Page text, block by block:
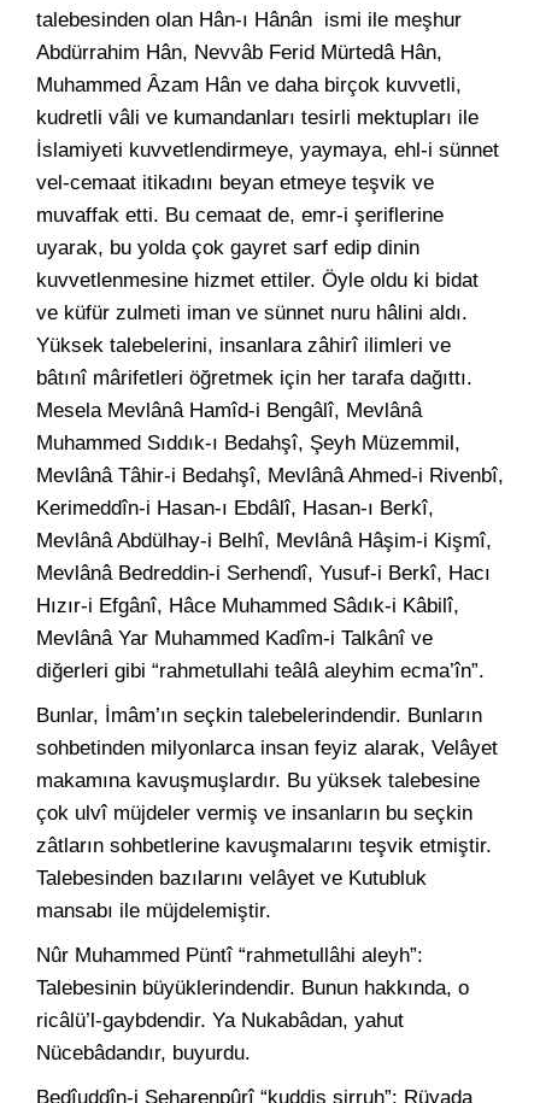
talebesinden olan Hân-ı Hânân ismi ile meşhur
Abdürrahim Hân, Nevvâb Ferid Mürtedâ Hân,
Muhammed Âzam Hân ve daha birçok kuvvetli,
kudretli vâli ve kumandanları tesirli mektupları ile
İslamiyeti kuvvetlendirmeye, yaymaya, ehl-i sünnet
vel-cemaat itikadını beyan etmeye teşvik ve
muvaffak etti. Bu cemaat de, emr-i şeriflerine
uyarak, bu yolda çok gayret sarf edip dinin
kuvvetlenmesine hizmet ettiler. Öyle oldu ki bidat
ve küfür zulmeti iman ve sünnet nuru hâlini aldı.
Yüksek talebelerini, insanlara zâhirî ilimleri ve
bâtınî mârifetleri öğretmek için her tarafa dağıttı.
Mesela Mevlânâ Hamîd-i Bengâlî, Mevlânâ
Muhammed Sıddık-ı Bedahşî, Şeyh Müzemmil,
Mevlânâ Tâhir-i Bedahşî, Mevlânâ Ahmed-i Rivenbî,
Kerimeddîn-i Hasan-ı Ebdâlî, Hasan-ı Berkî,
Mevlânâ Abdülhay-i Belhî, Mevlânâ Hâşim-i Kişmî,
Mevlânâ Bedreddin-i Serhendî, Yusuf-i Berkî, Hacı
Hızır-i Efgânî, Hâce Muhammed Sâdık-i Kâbilî,
Mevlânâ Yar Muhammed Kadîm-i Talkânî ve
diğerleri gibi “rahmetullahi teâlâ aleyhim ecma’în”.
Bunlar, İmâm’ın seçkin talebelerindendir. Bunların
sohbetinden milyonlarca insan feyiz alarak, Velâyet
makamına kavuşmuşlardır. Bu yüksek talebesine
çok ulvî müjdeler vermiş ve insanların bu seçkin
zâtların sohbetlerine kavuşmalarını teşvik etmiştir.
Talebesinden bazılarını velâyet ve Kutubluk
mansabı ile müjdelemiştir.
Nûr Muhammed Püntî “rahmetullâhi aleyh”:
Talebesinin büyüklerindendir. Bunun hakkında, o
ricâlü’l-gaybdendir. Ya Nukabâdan, yahut
Nücebâdandır, buyurdu.
Bedîuddîn-i Seharenpûrî “kuddis sirruh”: Rüyada